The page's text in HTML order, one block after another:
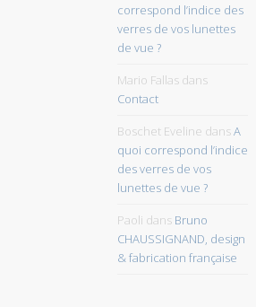
correspond l’indice des
verres de vos lunettes
de vue ?
Mario Fallasdans
Contact
Boschet Eveline dansA
quoi correspond l’indice
des verres de vos
lunettes de vue ?
Paoli dans Bruno
CHAUSSIGNAND, design
& fabrication française